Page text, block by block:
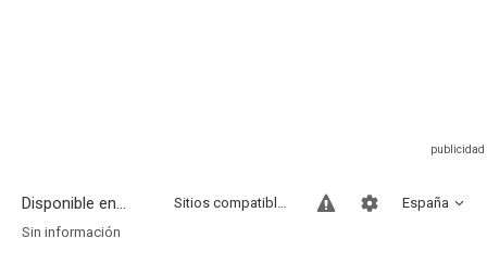
Disponible en... España
Sitios compatibles
Sin información